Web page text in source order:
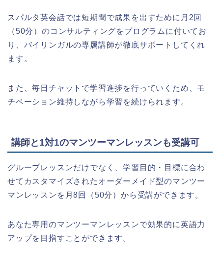
スパルタ英会話では短期間で成果を出すために月2回
（50分）のコンサルティングをプログラムに付いてお
り、バイリンガルの専属講師が徹底サポートしてくれ
ます。
また、毎日チャットで学習進捗を行っていくため、モ
チベーション維持しながら学習を続けられます。
講師と1対1のマンツーマンレッスンも受講可
グループレッスンだけでなく、学習目的・目標に合わ
せてカスタマイズされたオーダーメイド型のマンツー
マンレッスンを月8回（50分）から受講ができます。
あなた専用のマンツーマンレッスンで効果的に英語力
アップを目指すことができます。